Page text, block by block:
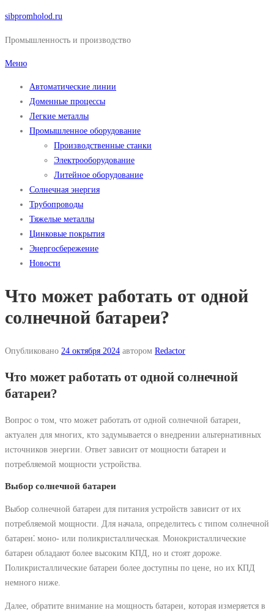
Перейти
содержимому
sibpromholod.ru
Промышленность и производство
Меню
Автоматические линии
Доменные процессы
Легкие металлы
Промышленное оборудование
Производственные станки
Электрооборудование
Литейное оборудование
Солнечная энергия
Трубопроводы
Тяжелые металлы
Цинковые покрытия
Энергосбережение
Новости
Что может работать от одной
солнечной батареи?
Опубликовано 24 октября 2024 автором Redactor
Что может работать от одной солнечной
батареи?
Вопрос о том, что может работать от одной солнечной батареи,
актуален для многих, кто задумывается о внедрении альтернативных
источников энергии. Ответ зависит от мощности батареи и
потребляемой мощности устройства.
Выбор солнечной батареи
Выбор солнечной батареи для питания устройств зависит от их
потребляемой мощности. Для начала, определитесь с типом солнечной
батареи⁚ моно- или поликристаллическая. Монокристаллические
батареи обладают более высоким КПД, но и стоят дороже.
Поликристаллические батареи более доступны по цене, но их КПД
немного ниже.
Далее, обратите внимание на мощность батареи, которая измеряется в